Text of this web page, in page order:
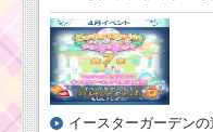
イースターガーデン